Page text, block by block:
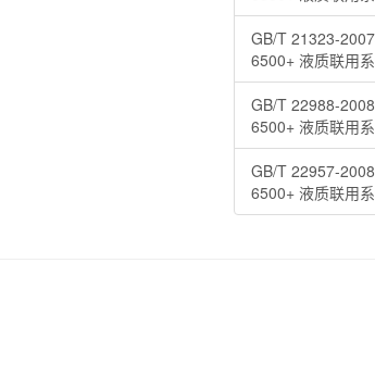
GB/T 21323-
6500+ 液质联用
GB/T 22988-
6500+ 液质联用
GB/T 22957-
6500+ 液质联用